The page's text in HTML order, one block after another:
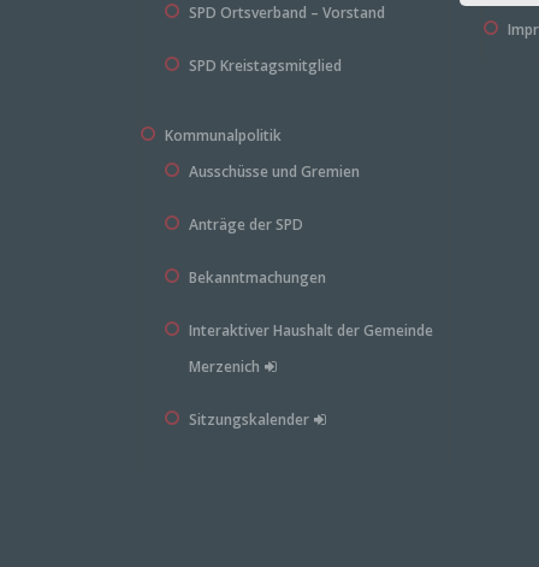
SPD Ortsverband – Vorstand
SPD Kreistagsmitglied
Kommunalpolitik
Ausschüsse und Gremien
Anträge der SPD
Bekanntmachungen
Interaktiver Haushalt der Gemeinde
Merzenich
Sitzungskalender